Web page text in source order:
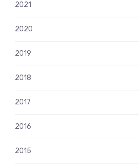
2021
2020
2019
2018
2017
2016
2015